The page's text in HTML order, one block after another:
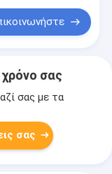
σας
σας με τα
σας